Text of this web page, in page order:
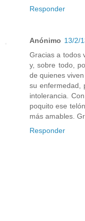
Responder
Anónimo 13/2/
Gracias a todos
y, sobre todo,
de quienes
su enfermedad,
intolerancia.
poquito ese
más amables.
Responder